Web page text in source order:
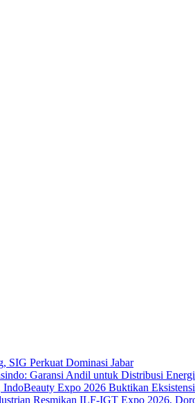
SIG Perkuat Dominasi Jabar
Garansi Andil untuk Distribusi
Expo 2026 Buktikan
Resmikan ILF-IGT Expo 2026,